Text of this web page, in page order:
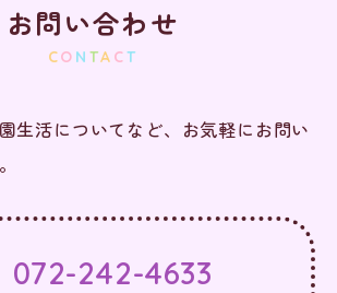
お問い合わせ
CO NTA CT
生活についてなど、お気軽にお問い
072-242-4633